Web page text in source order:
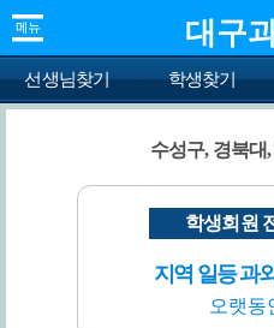
대구
선생님찾기 학생찾기
수성구, 경북대
학생회원
지역 일등 과
오랫동